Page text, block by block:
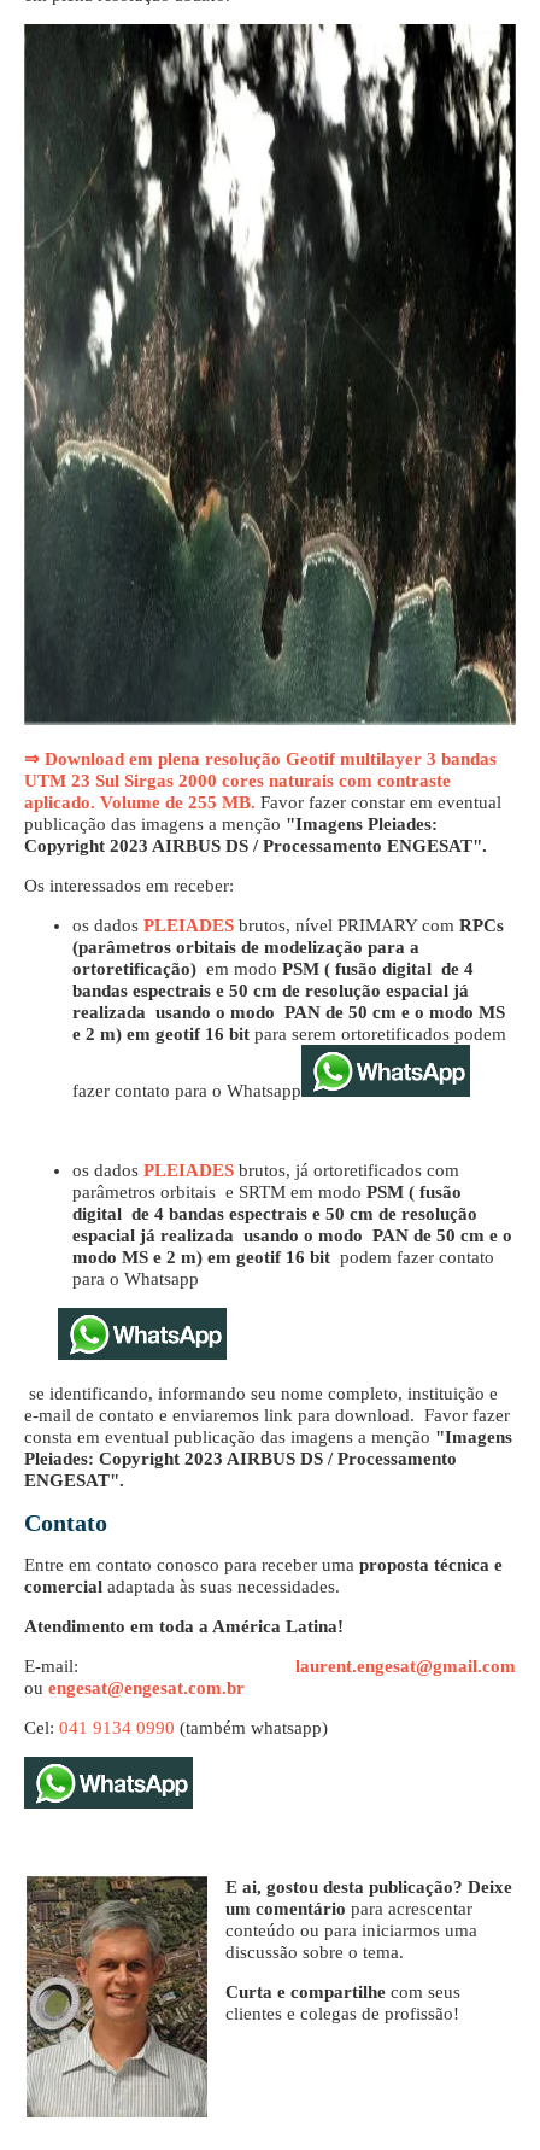
⇒ Download em plena resolução Geotif multilayer 3 bandas
UTM 23 Sul Sirgas 2000 cores naturais com contraste
aplicado. Volume de 255 MB. Favor fazer constar em eventual
publicação das imagens a menção "Imagens Pleiades:
Copyright 2023 AIRBUS DS / Processamento ENGESAT".
Os interessados em receber:
os dados PLEIADES brutos, nível PRIMARY com RPCs
(parâmetros orbitais de modelização para a
ortoretificação) em modo PSM ( fusão digital de 4
bandas espectrais e 50 cm de resolução espacial já
realizada usando o modo PAN de 50 cm e o modo MS
e 2 m) em geotif 16 bit para serem ortoretificados podem
fazer contato para o Whatsapp
os dados PLEIADES brutos, já ortoretificados com
parâmetros orbitais e SRTM em modo PSM ( fusão
digital de 4 bandas espectrais e 50 cm de resolução
espacial já realizada usando o modo PAN de 50 cm e o
modo MS e 2 m) em geotif 16 bit podem fazer contato
para o Whatsapp
se identificando, informando seu nome completo, instituição e
e-mail de contato e enviaremos link para download. Favor fazer
consta em eventual publicação das imagens a menção "Imagens
Pleiades: Copyright 2023 AIRBUS DS / Processamento
ENGESAT".
Contato
Entre em contato conosco para receber uma proposta técnica e
comercial adaptada às suas necessidades.
Atendimento em toda a América Latina!
E-mail: laurent.engesat@gmail.com
ou engesat@engesat.com.br
Cel: 041 9134 0990 (também whatsapp)
E ai, gostou desta publicação? Deixe
um comentário para acrescentar
conteúdo ou para iniciarmos uma
discussão sobre o tema.
Curta e compartilhe com seus
clientes e colegas de profissão!